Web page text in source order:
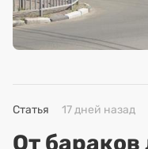
Статья 17 дней назад
От бараков